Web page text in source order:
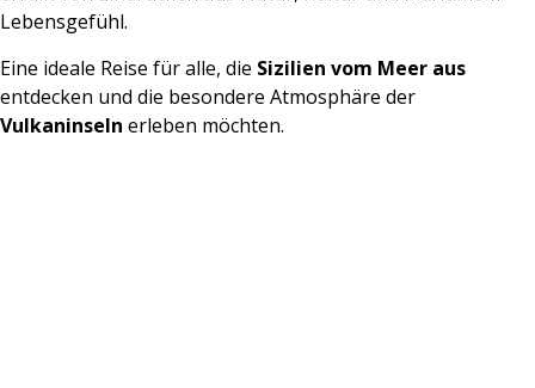
Lebensgefühl.
Eine ideale Reise für alle, die Sizilien vom Meer aus
entdecken und die besondere Atmosphäre der
Vulkaninseln erleben möchten.